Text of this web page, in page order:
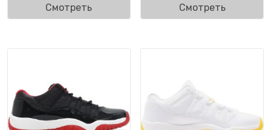
Смотреть
Смотреть